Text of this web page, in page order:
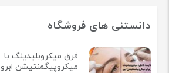
دانستنی های فروشگاه
فرق میکروبلیدینگ با
میکروپیگمنتیشن ابرو